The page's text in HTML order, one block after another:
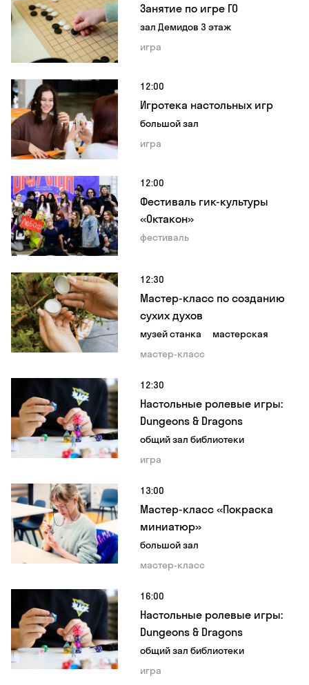
Занятие по игре ГО
зал Демидов 3 этаж
игра
12:00
Игротека настольных игр
большой зал
игра
12:00
Фестиваль гик-культуры
«Октакон»
фестиваль
12:30
Мастер-класс по созданию
сухих духов
музей станка
мастерская
мастер-класс
12:30
Настольные ролевые игры:
Dungeons & Dragons
общий зал библиотеки
игра
13:00
Мастер-класс «Покраска
миниатюр»
большой зал
мастер-класс
16:00
Настольные ролевые игры:
Dungeons & Dragons
общий зал библиотеки
игра